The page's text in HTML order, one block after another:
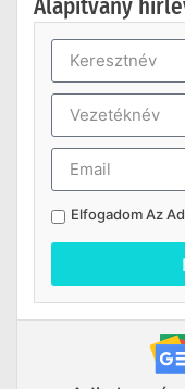
Alapítvány
Elfogadom Az